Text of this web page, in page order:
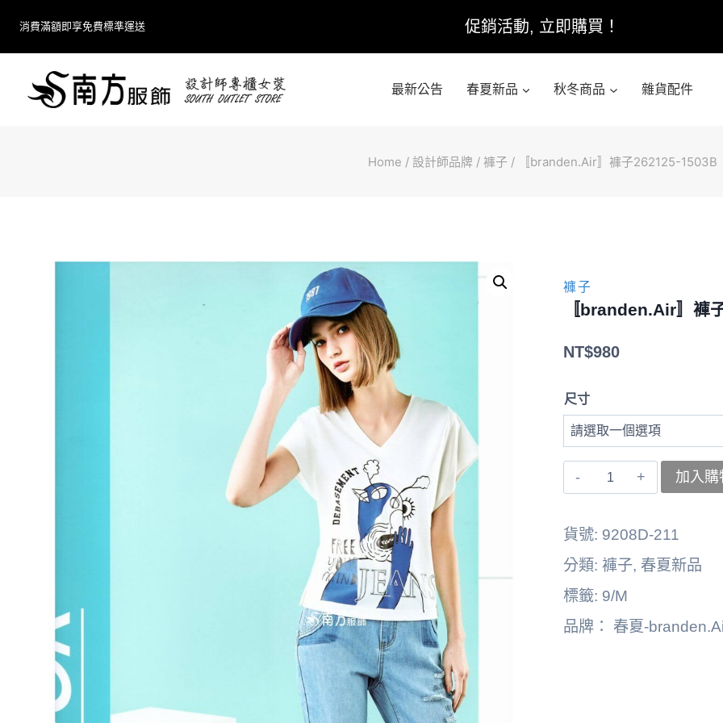
消費滿額即享免費標準運送 促銷活動, 立即購買！
最新公告 春夏新品 秋冬商品 雜貨配件
Home / 設計師品牌 / 褲子 / 〚branden.Air〛褲子262125-1503B
褲子
〚branden.Air〛褲
NT$980
尺寸
〚branden.Air〛
1503B
數
量
加入購
貨號: 9208D-211
分類: 褲子, 春夏新品
標籤: 9/M
品牌： 春夏-